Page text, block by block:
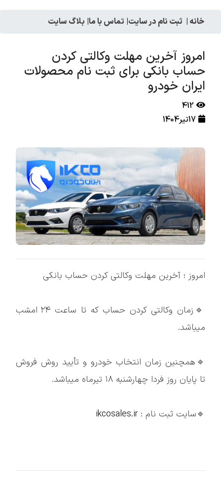
خانه | ثبت نام در سایت| تماس با ما| بلاگ سایت
امروز آخرین مهلت وکالتی کردن
حساب بانکی برای ثبت نام محصولات
ایران خودرو
412
17تیر1404
امروز ؛ آخرین مهلت وکالتی کردن حساب بانکی
🔹زمان وکالتی کردن حساب که تا ساعت ۲۴ امشب
میباشد.
🔹همچنین زمان انتخاب خودرو و تأیید روش فروش
تا پایان روز فردا چهارشنبه ۱۸ تیرماه میباشد.
🔹سایت ثبت نام :ikcosales.ir